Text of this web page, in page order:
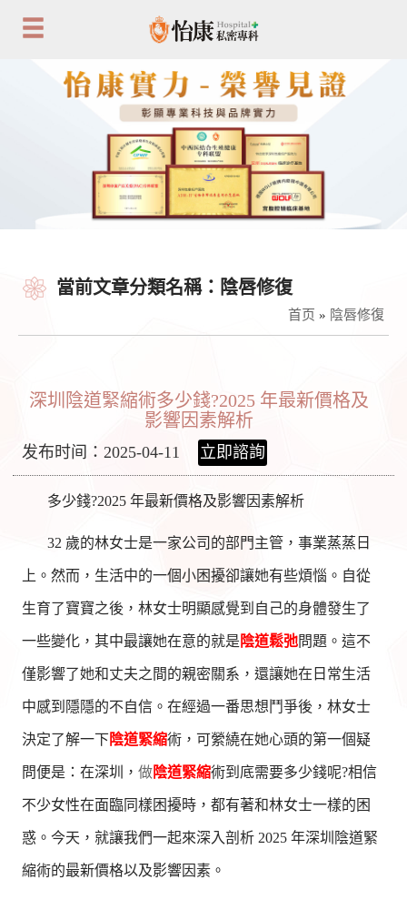
當前文章分類名稱：陰唇修復
首页 » 陰唇修復
深圳陰道緊縮術多少錢?2025 年最新價格及
影響因素解析
发布时间：2025-04-11 立即諮詢
多少錢?2025 年最新價格及影響因素解析
32 歲的林女士是一家公司的部門主管，事業蒸蒸日
上。然而，生活中的一個小困擾卻讓她有些煩惱。自從
生育了寶寶之後，林女士明顯感覺到自己的身體發生了
一些變化，其中最讓她在意的就是 陰道鬆弛問題。這不
僅影響了她和丈夫之間的親密關系，還讓她在日常生活
中感到隱隱的不自信。在經過一番思想鬥爭後，林女士
決定了解一下陰道緊縮術，可縈繞在她心頭的第一個疑
問便是：在深圳，做陰道緊縮術到底需要多少錢呢?相信
不少女性在面臨同樣困擾時，都有著和林女士一樣的困
惑。今天，就讓我們一起來深入剖析 2025 年深圳陰道緊
縮術的最新價格以及影響因素。